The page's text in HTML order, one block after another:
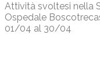
Attività svoltesi nella
Ospedale
01/04 al 30/04